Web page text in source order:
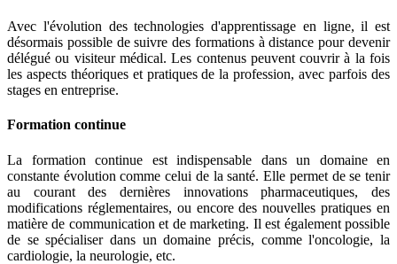
Avec l'évolution des technologies d'apprentissage en ligne, il est
désormais possible de suivre des formations à distance pour devenir
délégué ou visiteur médical. Les contenus peuvent couvrir à la fois
les aspects théoriques et pratiques de la profession, avec parfois des
stages en entreprise.
Formation continue
La formation continue est indispensable dans un domaine en
constante évolution comme celui de la santé. Elle permet de se tenir
au courant des dernières innovations pharmaceutiques, des
modifications réglementaires, ou encore des nouvelles pratiques en
matière de communication et de marketing. Il est également possible
de se spécialiser dans un domaine précis, comme l'oncologie, la
cardiologie, la neurologie, etc.